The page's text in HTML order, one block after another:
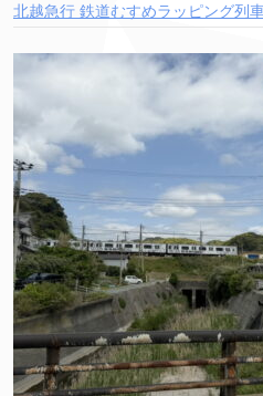
北越急行 鉄道むすめラッピング列